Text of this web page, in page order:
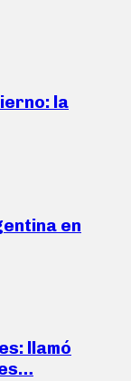
la
en
llamó